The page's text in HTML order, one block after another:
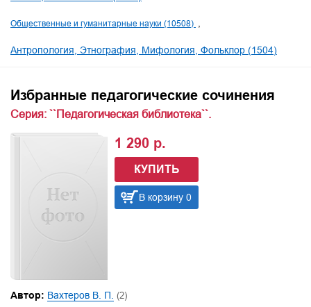
Общественные и гуманитарные науки (10508)
Антропология, Этнография, Мифология, Фольклор (1504)
Избранные педагогические сочинения
Серия: ``Педагогическая библиотека``.
1 290 р.
КУПИТЬ
В корзину 0
Автор: Вахтеров В. П. (2)